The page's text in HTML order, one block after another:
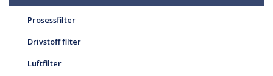
Prosessfilter
Drivstoff filter
Luftfilter